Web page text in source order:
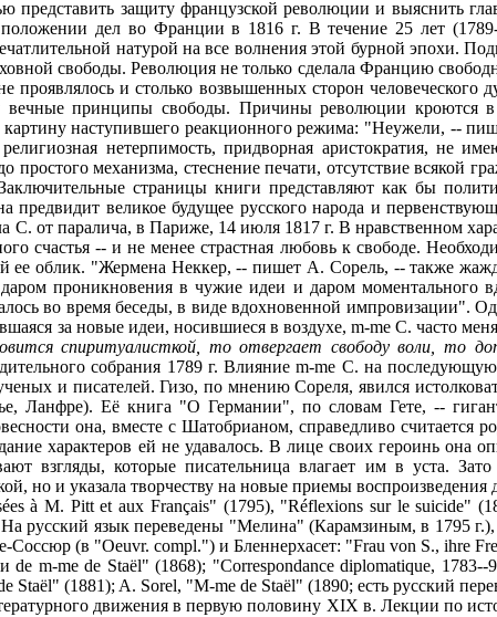
даром проникновения в чужие идеи и даром
во время беседы, в виде вдохновенной импровизации".
за новые идеи, носившиеся в воздухе, m-me С. часто
спиритуалисткой, то отвергает свободу воли, то
собрания 1789 г. Влияние m-me С. на
и писателей. Гизо, по мнению Сореля, явился
Ланфре). Её книга "О Германии", по словам Гете, --
она, вместе с Шатобрианом, справедливо
характеров ей не удавалось. В лице своих героинь
взгляды, которые писательница влагает им в уста. Зато
но и указала творчеству на новые приемы
à M. Pitt et aux Français" (1795), "Réflexions sur le suicide"
На русский язык переведены "Мелина" (Карамзиным, в
Соссюр (в "Oeuvr. compl.") и Бленнерхасет: "Frau von S., ihre
m-me de Staël" (1868); "Correspondance diplomatique,
Staël" (1881); A. Sorel, "M-me de Staël" (1890; есть русский
движения в первую половину XIX в. Лекции по